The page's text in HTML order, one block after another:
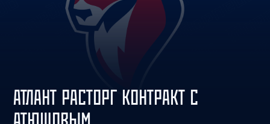
АТЛАНТ РАСТОРГ КОНТРАКТ С